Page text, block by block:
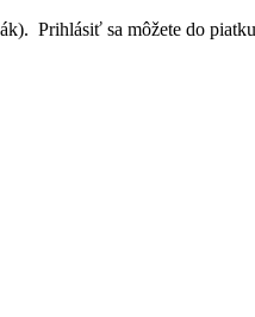
Prihlásiť sa môžete do piatku